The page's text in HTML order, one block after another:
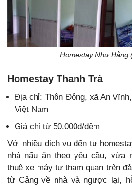
Homestay Như Hằng
Homestay Thanh Trà
Địa chỉ: Thôn Đông, xã An
Việt Nam
Giá chỉ từ 50.000đ/đêm
Với nhiều dịch vụ đến từ
nhà nấu ăn theo yêu cầu, vừa
thuê xe máy tự tham quan trên
từ Cảng về nhà và ngược lại,